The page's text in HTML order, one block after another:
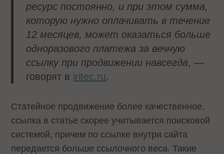
ресурс постоянно, и при этом сумма,
которую нужно оплачивать в течение
12 месяцев, может оказаться больше
одноразового платежа за вечную
ссылку при продвижении навсегда, —
говорят в iritec.ru.
Статейное продвижение более качественное,
ссылка в статье скорее учитывается поисковой
системой, причем по ссылке внутри сайта
передается больше ссылочного веса. Такие